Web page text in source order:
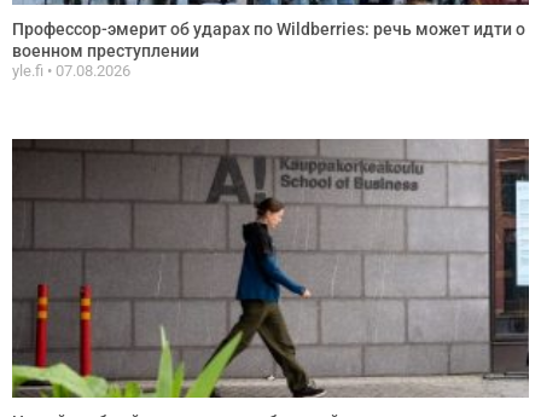
Профессор-эмерит об ударах по Wildberries: речь может идти о
военном преступлении
yle.fi 07.08.2026